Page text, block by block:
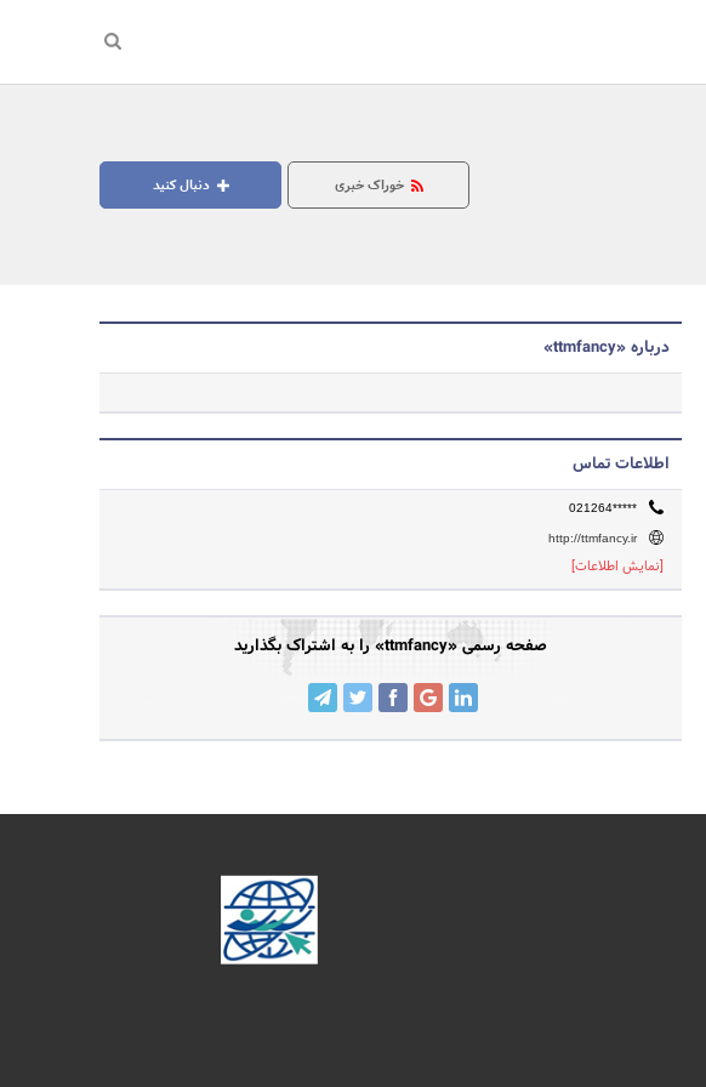
جستجو
دنبال کنید خوراک خبری
درباره «ttmfancy»
اطلاعات تماس
021264*****
http://ttmfancy.ir
[نمایش اطلاعات]
صفحه رسمی «ttmfancy» را به اشتراک بگذارید